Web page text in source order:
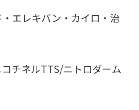
エレキバン・カイロ・治
チネルTTS/ニトロダーム